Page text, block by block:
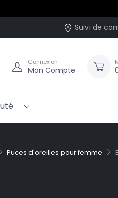
Suivi de
Connexion
Mon Compte
Puces d'oreilles pour femme